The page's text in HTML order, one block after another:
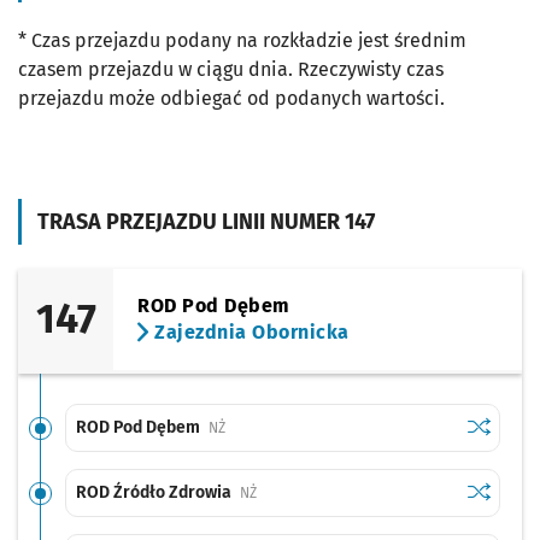
TRASA PRZEJAZDU LINII NUMER 147
147
ROD Pod Dębem
Zajezdnia Obornicka
ROD Pod Dębem NŻPrzystanek na życzenie Sprawdź
ROD Pod
ROD Źródło Zdrowia NŻPrzystanek na życzenie Sprawdź
ROD
* Czas przejazdu podany na rozkładzie jest średnim
czasem przejazdu w ciągu dnia. Rzeczywisty czas
przejazdu może odbiegać od podanych wartości.